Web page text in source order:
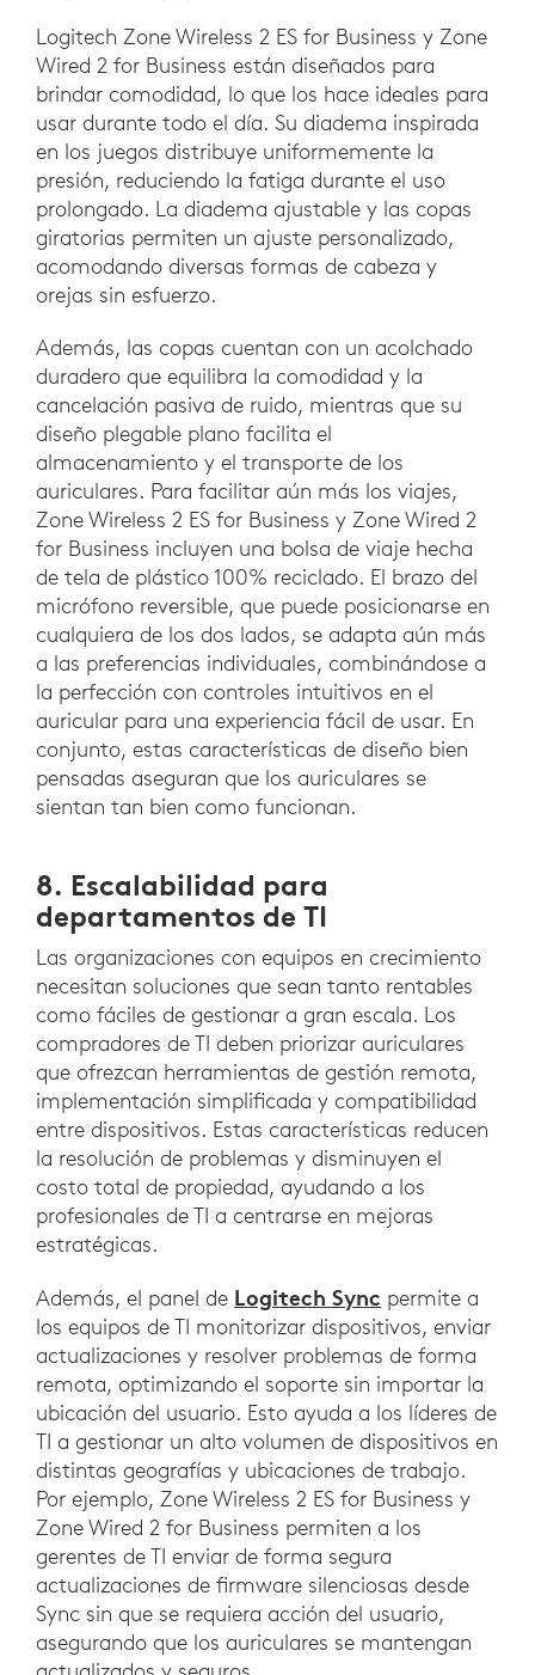
Logitech Zone Wireless 2 ES for Business y Zone
Wired 2 for Business están diseñados para
brindar comodidad, lo que los hace ideales para
usar durante todo el día. Su diadema inspirada
en los juegos distribuye uniformemente la
presión, reduciendo la fatiga durante el uso
prolongado. La diadema ajustable y las copas
giratorias permiten un ajuste personalizado,
acomodando diversas formas de cabeza y
orejas sin esfuerzo.
Además, las copas cuentan con un acolchado
duradero que equilibra la comodidad y la
cancelación pasiva de ruido, mientras que su
diseño plegable plano facilita el
almacenamiento y el transporte de los
auriculares. Para facilitar aún más los viajes,
Zone Wireless 2 ES for Business y Zone Wired 2
for Business incluyen una bolsa de viaje hecha
de tela de plástico 100% reciclado. El brazo del
micrófono reversible, que puede posicionarse en
cualquiera de los dos lados, se adapta aún más
a las preferencias individuales, combinándose a
la perfección con controles intuitivos en el
auricular para una experiencia fácil de usar. En
conjunto, estas características de diseño bien
pensadas aseguran que los auriculares se
sientan tan bien como funcionan.
8. Escalabilidad para
departamentos de TI
Las organizaciones con equipos en crecimiento
necesitan soluciones que sean tanto rentables
como fáciles de gestionar a gran escala. Los
compradores de TI deben priorizar auriculares
que ofrezcan herramientas de gestión remota,
implementación simplificada y compatibilidad
entre dispositivos. Estas características reducen
la resolución de problemas y disminuyen el
costo total de propiedad, ayudando a los
profesionales de TI a centrarse en mejoras
estratégicas.
Además, el panel de Logitech Sync permite a
los equipos de TI monitorizar dispositivos, enviar
actualizaciones y resolver problemas de forma
remota, optimizando el soporte sin importar la
ubicación del usuario. Esto ayuda a los líderes de
TI a gestionar un alto volumen de dispositivos en
distintas geografías y ubicaciones de trabajo.
Por ejemplo, Zone Wireless 2 ES for Business y
Zone Wired 2 for Business permiten a los
gerentes de TI enviar de forma segura
actualizaciones de firmware silenciosas desde
Sync sin que se requiera acción del usuario,
asegurando que los auriculares se mantengan